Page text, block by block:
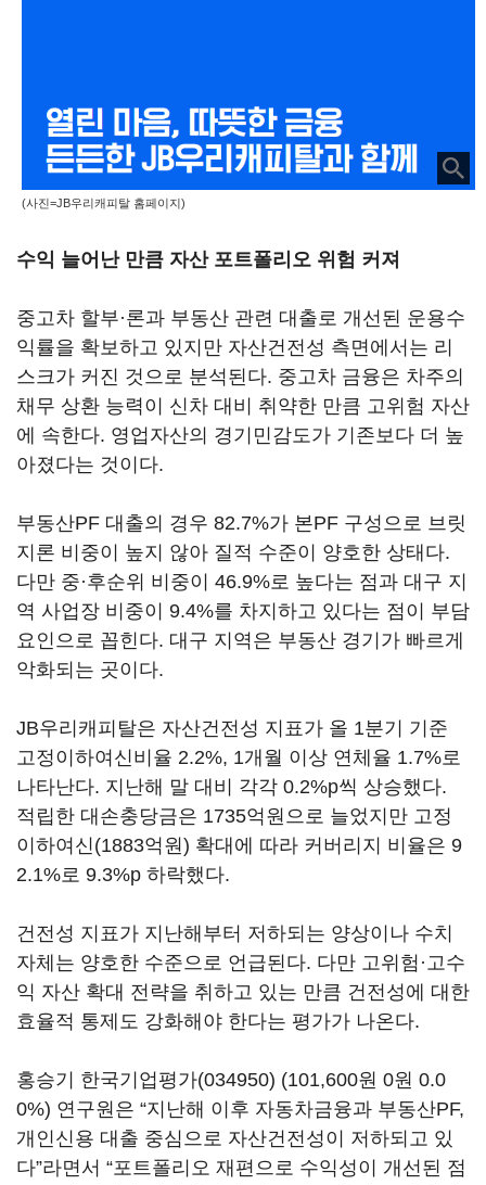
(사진=JB우리캐피탈 홈페이지)
수익 늘어난 만큼 자산 포트폴리오 위험 커져
중고차 할부·론과 부동산 관련 대출로 개선된 운용수
익률을 확보하고 있지만 자산건전성 측면에서는 리
스크가 커진 것으로 분석된다. 중고차 금융은 차주의
채무 상환 능력이 신차 대비 취약한 만큼 고위험 자산
에 속한다. 영업자산의 경기민감도가 기존보다 더 높
아졌다는 것이다.
부동산PF 대출의 경우 82.7%가 본PF 구성으로 브릿
지론 비중이 높지 않아 질적 수준이 양호한 상태다.
다만 중·후순위 비중이 46.9%로 높다는 점과 대구 지
역 사업장 비중이 9.4%를 차지하고 있다는 점이 부담
요인으로 꼽힌다. 대구 지역은 부동산 경기가 빠르게
악화되는 곳이다.
JB우리캐피탈은 자산건전성 지표가 올 1분기 기준
고정이하여신비율 2.2%, 1개월 이상 연체율 1.7%로
나타난다. 지난해 말 대비 각각 0.2%p씩 상승했다.
적립한 대손충당금은 1735억원으로 늘었지만 고정
이하여신(1883억원) 확대에 따라 커버리지 비율은 9
2.1%로 9.3%p 하락했다.
건전성 지표가 지난해부터 저하되는 양상이나 수치
자체는 양호한 수준으로 언급된다. 다만 고위험·고수
익 자산 확대 전략을 취하고 있는 만큼 건전성에 대한
효율적 통제도 강화해야 한다는 평가가 나온다.
홍승기 한국기업평가(034950) (101,600원 0원 0.0
0%) 연구원은 “지난해 이후 자동차금융과 부동산PF,
개인신용 대출 중심으로 자산건전성이 저하되고 있
다”라면서 “포트폴리오 재편으로 수익성이 개선된 점